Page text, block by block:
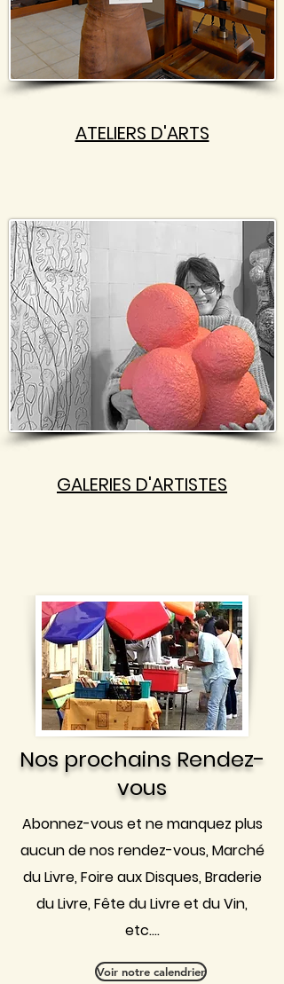
ATELIERS D'ARTS
GALERIES D'ARTISTES
Nos prochains Rendez-
vous
Abonnez-vous et ne manquez plus
aucun de nos rendez-vous, Marché
du Livre, Foire aux Disques, Braderie
du Livre, Fête du Livre et du Vin,
etc....
Voir notre calendrier